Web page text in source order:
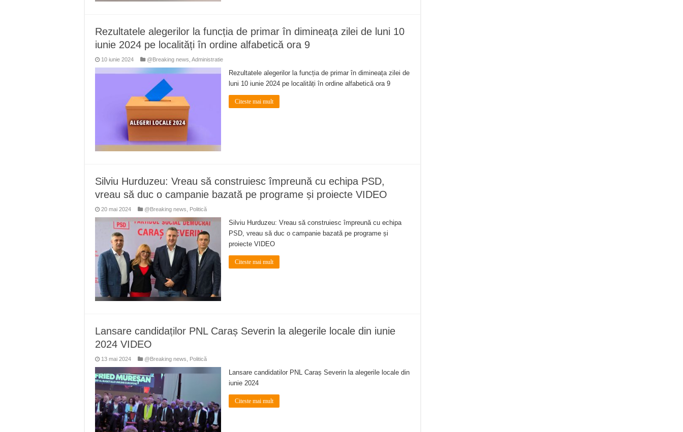
Rezultatele alegerilor la funcția de primar în dimineața zilei de luni 10
iunie 2024 pe localități în ordine alfabetică ora 9
10 iunie 2024 @Breaking news Administratie
Rezultatele alegerilor la funcția de primar în dimineața zilei de
luni 10 iunie 2024 pe localități în ordine alfabetică ora 9
Citeste mai mult
Silviu Hurduzeu: Vreau să construiesc împreună cu echipa PSD,
vreau să duc o campanie bazată pe programe și proiecte VIDEO
20 mai 2024 @Breaking news Politică
Silviu Hurduzeu: Vreau să construiesc împreună cu echipa
PSD, vreau să duc o campanie bazată pe programe și
proiecte VIDEO
Citeste mai mult
Lansare candidaților PNL Caraș Severin la alegerile locale din iunie
2024 VIDEO
13 mai 2024 @Breaking news Politică
Lansare candidatilor PNL Caraș Severin la alegerile locale din
iunie 2024
Citeste mai mult